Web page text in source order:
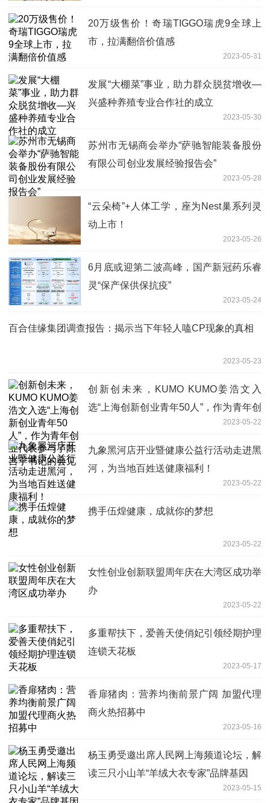
20万级售价！奇瑞TIGGO瑞虎9全球上
市，拉满翻倍价值感
2023-05-31
发展“大棚菜”事业，助力群众脱贫增收—
兴盛种养殖专业合作社的成立
2023-05-30
苏州市无锡商会举办“萨驰智能装备股份
有限公司创业发展经验报告会”
2023-05-28
“云朵椅”+人体工学，座为Nest巢系列灵
动上市！
2023-05-26
6月底或迎第二波高峰，国产新冠药乐睿
灵“保产保供保抗疫”
2023-05-24
百合佳缘集团调查报告：揭示当下年轻人嗑CP现象的真相
2023-05-23
创新创未来，KUMO KUMO姜浩文入
选“上海创新创业青年50人”，作为青年创
2023-05-22
九象黑河店开业暨健康公益行活动走进黑
河，为当地百姓送健康福利！
2023-05-22
携手伍煌健康，成就你的梦想
2023-05-22
女性创业创新联盟周年庆在大湾区成功举
办
2023-05-22
多重帮扶下，爱善天使俏妃引领经期护理
连锁天花板
2023-05-17
香扉猪肉：营养均衡前景广阔 加盟代理
商火热招募中
2023-05-16
杨玉勇受邀出席人民网上海频道论坛，解
读三只小山羊“羊绒大衣专家”品牌基因
2023-05-15